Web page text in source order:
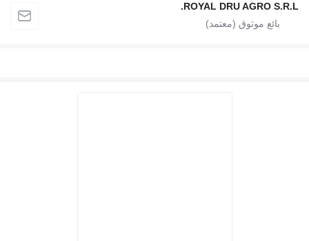
ROYAL DRU AGRO S.R.L.